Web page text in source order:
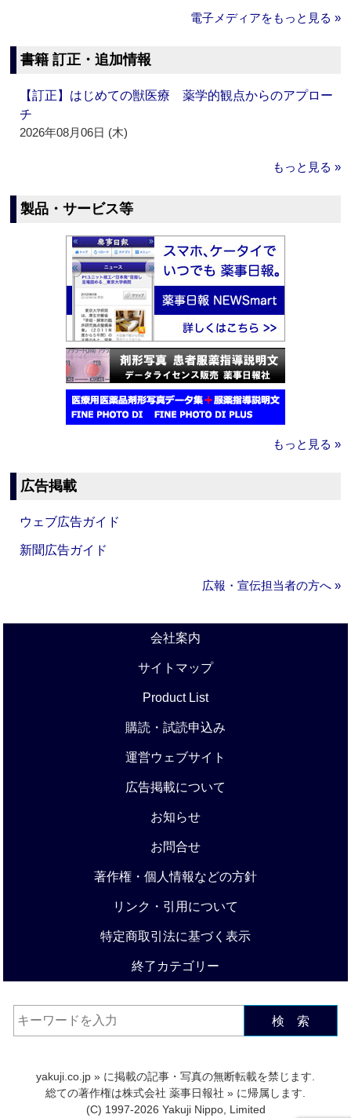
電子メディアをもっと見る »
書籍 訂正・追加情報
【訂正】はじめての獣医療 薬学的観点からのアプロー
チ
2026年08月06日 (木)
もっと見る »
製品・サービス等
もっと見る »
広告掲載
ウェブ広告ガイド
新聞広告ガイド
広報・宣伝担当者の方へ »
会社案内
サイトマップ
Product List
購読・試読申込み
運営ウェブサイト
広告掲載について
お知らせ
お問合せ
著作権・個人情報などの方針
リンク・引用について
特定商取引法に基づく表示
終了カテゴリー
検 索
yakuji.co.jp » に掲載の記事・写真の無断転載を禁じます.
総ての著作権は株式会社 薬事日報社 » に帰属します.
(C) 1997-2026 Yakuji Nippo, Limited